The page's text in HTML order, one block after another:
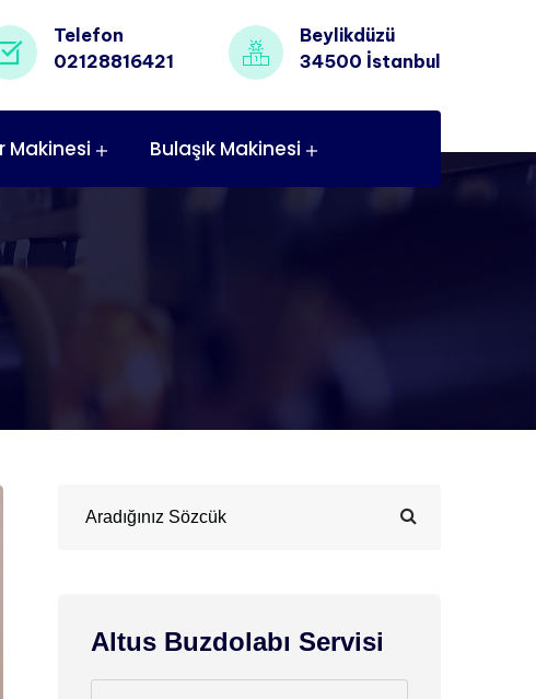
Telefon
02128816421
Beylikdüzü
34500 İstanbul
Makinesi Bulaşık Makinesi
Altus Buzdolabı Servisi